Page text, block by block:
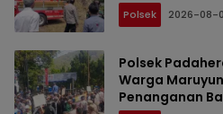
Polsek 2026-08-
Polsek
Warga
Penanganan